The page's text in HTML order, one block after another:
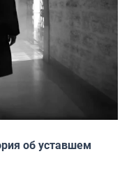
об уставшем